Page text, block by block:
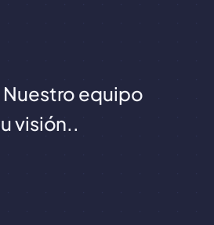
equipo
visión..